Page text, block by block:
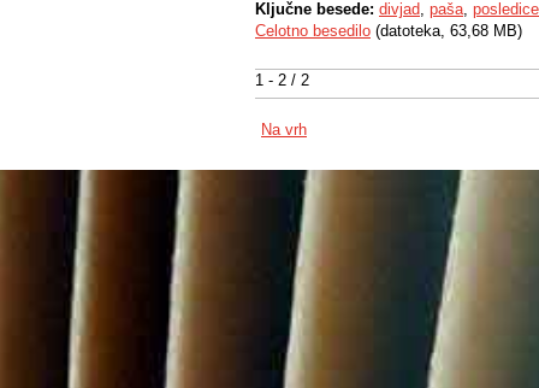
1 - 2 / 2
Ključne besede: divjad, paša, posledice
Celotno besedilo (datoteka, 63,68 MB)
Na vrh